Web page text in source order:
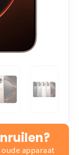
apparaat